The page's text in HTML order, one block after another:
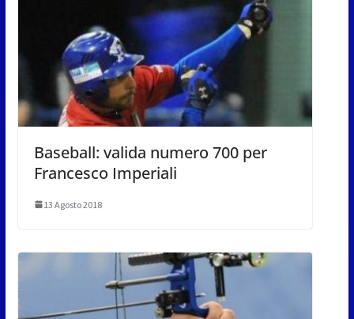
Baseball: valida numero 700 per
Francesco Imperiali
13 Agosto 2018